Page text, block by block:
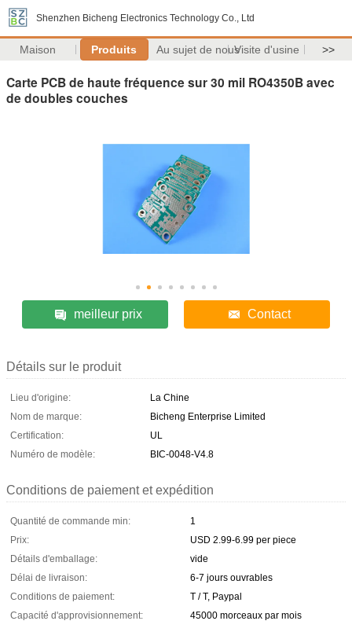
Shenzhen Bicheng Electronics Technology Co., Ltd
Maison Produits Au sujet de nousVisite d'usine >>
Carte PCB de haute fréquence sur 30 mil RO4350B avec
de doubles couches
meilleur prix Contact
Détails sur le produit
Lieu d'origine:
La Chine
Nom de marque:
Bicheng Enterprise Limited
Certification:
UL
Numéro de modèle:
BIC-0048-V4.8
Conditions de paiement et expédition
Quantité de commande min:
1
Prix:
USD 2.99-6.99 per piece
Détails d'emballage:
vide
Délai de livraison:
6-7 jours ouvrables
Conditions de paiement:
T / T, Paypal
Capacité d'approvisionnement:
45000 morceaux par mois